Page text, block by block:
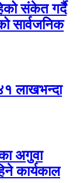
संकेत गर्दै
सार्वजनिक
लाखभन्दा
अगुवा
कार्यकाल